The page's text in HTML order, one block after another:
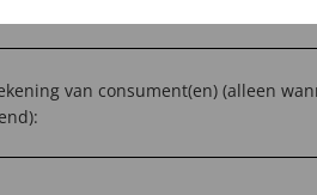
van consument(en) (alleen